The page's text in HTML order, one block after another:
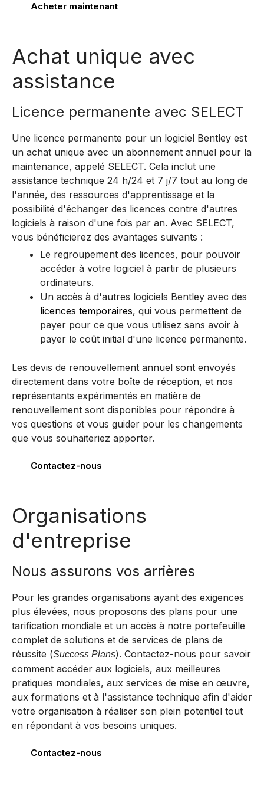
Acheter maintenant
Achat unique avec
assistance
Licence permanente avec SELECT
Une licence permanente pour un logiciel Bentley est
un achat unique avec un abonnement annuel pour la
maintenance, appelé SELECT. Cela inclut une
assistance technique 24 h/24 et 7 j/7 tout au long de
l'année, des ressources d'apprentissage et la
possibilité d'échanger des licences contre d'autres
logiciels à raison d'une fois par an. Avec SELECT,
vous bénéficierez des avantages suivants :
Le regroupement des licences, pour pouvoir
accéder à votre logiciel à partir de plusieurs
ordinateurs.
Un accès à d'autres logiciels Bentley avec des
licences temporaires, qui vous permettent de
payer pour ce que vous utilisez sans avoir à
payer le coût initial d'une licence permanente.
Les devis de renouvellement annuel sont envoyés
directement dans votre boîte de réception, et nos
représentants expérimentés en matière de
renouvellement sont disponibles pour répondre à
vos questions et vous guider pour les changements
que vous souhaiteriez apporter.
Contactez-nous
Organisations
d'entreprise
Nous assurons vos arrières
Pour les grandes organisations ayant des exigences
plus élevées, nous proposons des plans pour une
tarification mondiale et un accès à notre portefeuille
complet de solutions et de services de plans de
réussite (Success Plans). Contactez-nous pour savoir
comment accéder aux logiciels, aux meilleures
pratiques mondiales, aux services de mise en œuvre,
aux formations et à l'assistance technique afin d'aider
votre organisation à réaliser son plein potentiel tout
en répondant à vos besoins uniques.
Contactez-nous